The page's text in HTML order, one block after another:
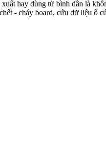
hay dùng từ bình dân là
- cháy board, cứu dữ liệu ổ